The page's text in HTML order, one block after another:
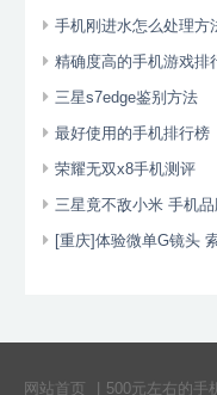
手机刚进水怎么处理方
精确度高的手机游戏排
三星s7edge鉴别方法
最好使用的手机排行榜
荣耀无双x8手机测评
三星竟不敌小米 手机
[重庆]体验微单G镜头
网站首页 500元左右的手